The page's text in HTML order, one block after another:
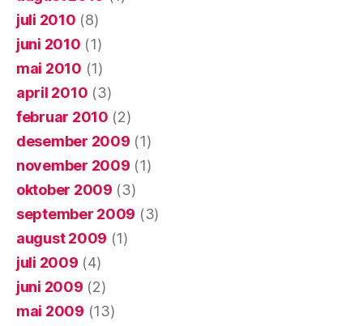
juli 2010 (8)
juni 2010 (1)
mai 2010 (1)
april 2010 (3)
februar 2010 (2)
desember 2009 (1)
november 2009 (1)
oktober 2009 (3)
september 2009 (3)
august 2009 (1)
juli 2009 (4)
juni 2009 (2)
mai 2009 (13)